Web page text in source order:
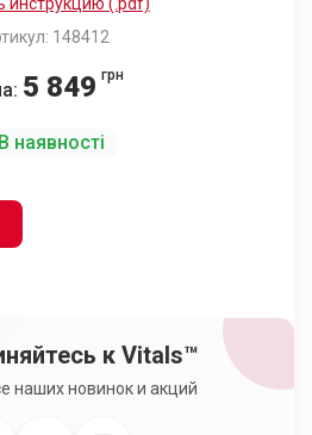
148412
5 849 грн
В наявності
к Vitals™
наших новинок и акций